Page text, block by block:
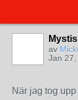
av
Jan
När jag tog